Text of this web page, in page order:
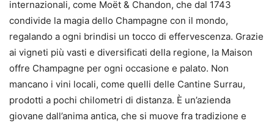
internazionali, come Moët & Chandon, che dal 1743
condivide la magia dello Champagne con il mondo,
regalando a ogni brindisi un tocco di effervescenza. Grazie
ai vigneti più vasti e diversificati della regione, la Maison
offre Champagne per ogni occasione e palato. Non
mancano i vini locali, come quelli delle Cantine Surrau,
prodotti a pochi chilometri di distanza. È un’azienda
giovane dall’anima antica, che si muove fra tradizione e